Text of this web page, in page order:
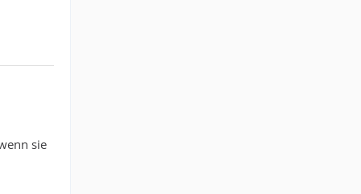
sie